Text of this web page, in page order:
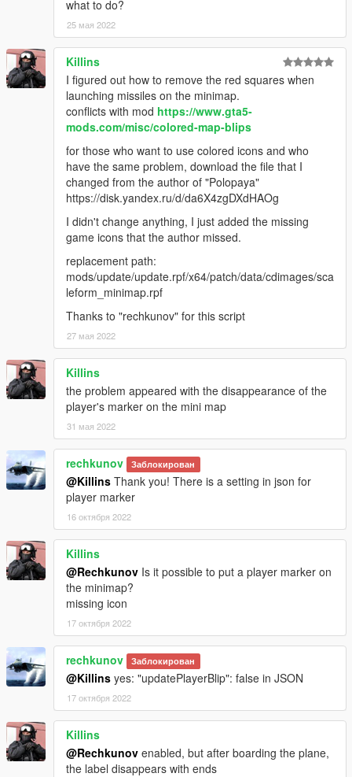
what to do?
25 мая 2022
Killins
I figured out how to remove the red squares when
launching missiles on the minimap.
conflicts with mod https://www.gta5-
mods.com/misc/colored-map-blips
for those who want to use colored icons and who
have the same problem, download the file that I
changed from the author of "Polopaya"
https://disk.yandex.ru/d/da6X4zgDXdHAOg
I didn't change anything, I just added the missing
game icons that the author missed.
replacement path:
mods/update/update.rpf/x64/patch/data/cdimages/sca
leform_minimap.rpf
Thanks to "rechkunov" for this script
27 мая 2022
Killins
the problem appeared with the disappearance of the
player's marker on the mini map
31 мая 2022
rechkunov Заблокирован
@Killins Thank you! There is a setting in json for
player marker
16 октября 2022
Killins
@Rechkunov Is it possible to put a player marker on
the minimap?
missing icon
17 октября 2022
rechkunov Заблокирован
@Killins yes: "updatePlayerBlip": false in JSON
17 октября 2022
Killins
@Rechkunov enabled, but after boarding the plane,
the label disappears with ends